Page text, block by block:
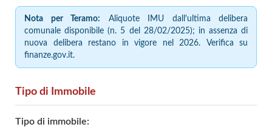
Nota per Teramo: Aliquote IMU dall'ultima delibera
comunale disponibile (n. 5 del 28/02/2025); in assenza di
nuova delibera restano in vigore nel 2026. Verifica su
finanze.gov.it.
Tipo di Immobile
Tipo di immobile: